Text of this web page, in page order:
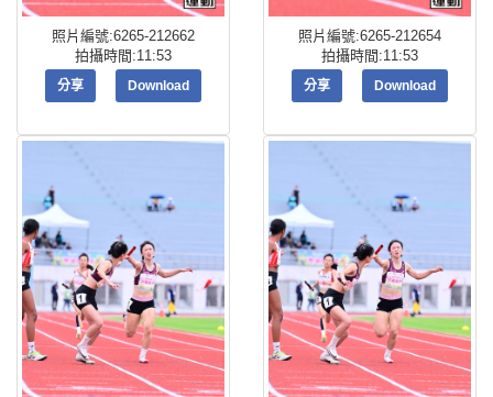
照片編號:6265-212662
拍攝時間:11:53
分享 Download
照片編號:6265-212654
拍攝時間:11:53
分享 Download